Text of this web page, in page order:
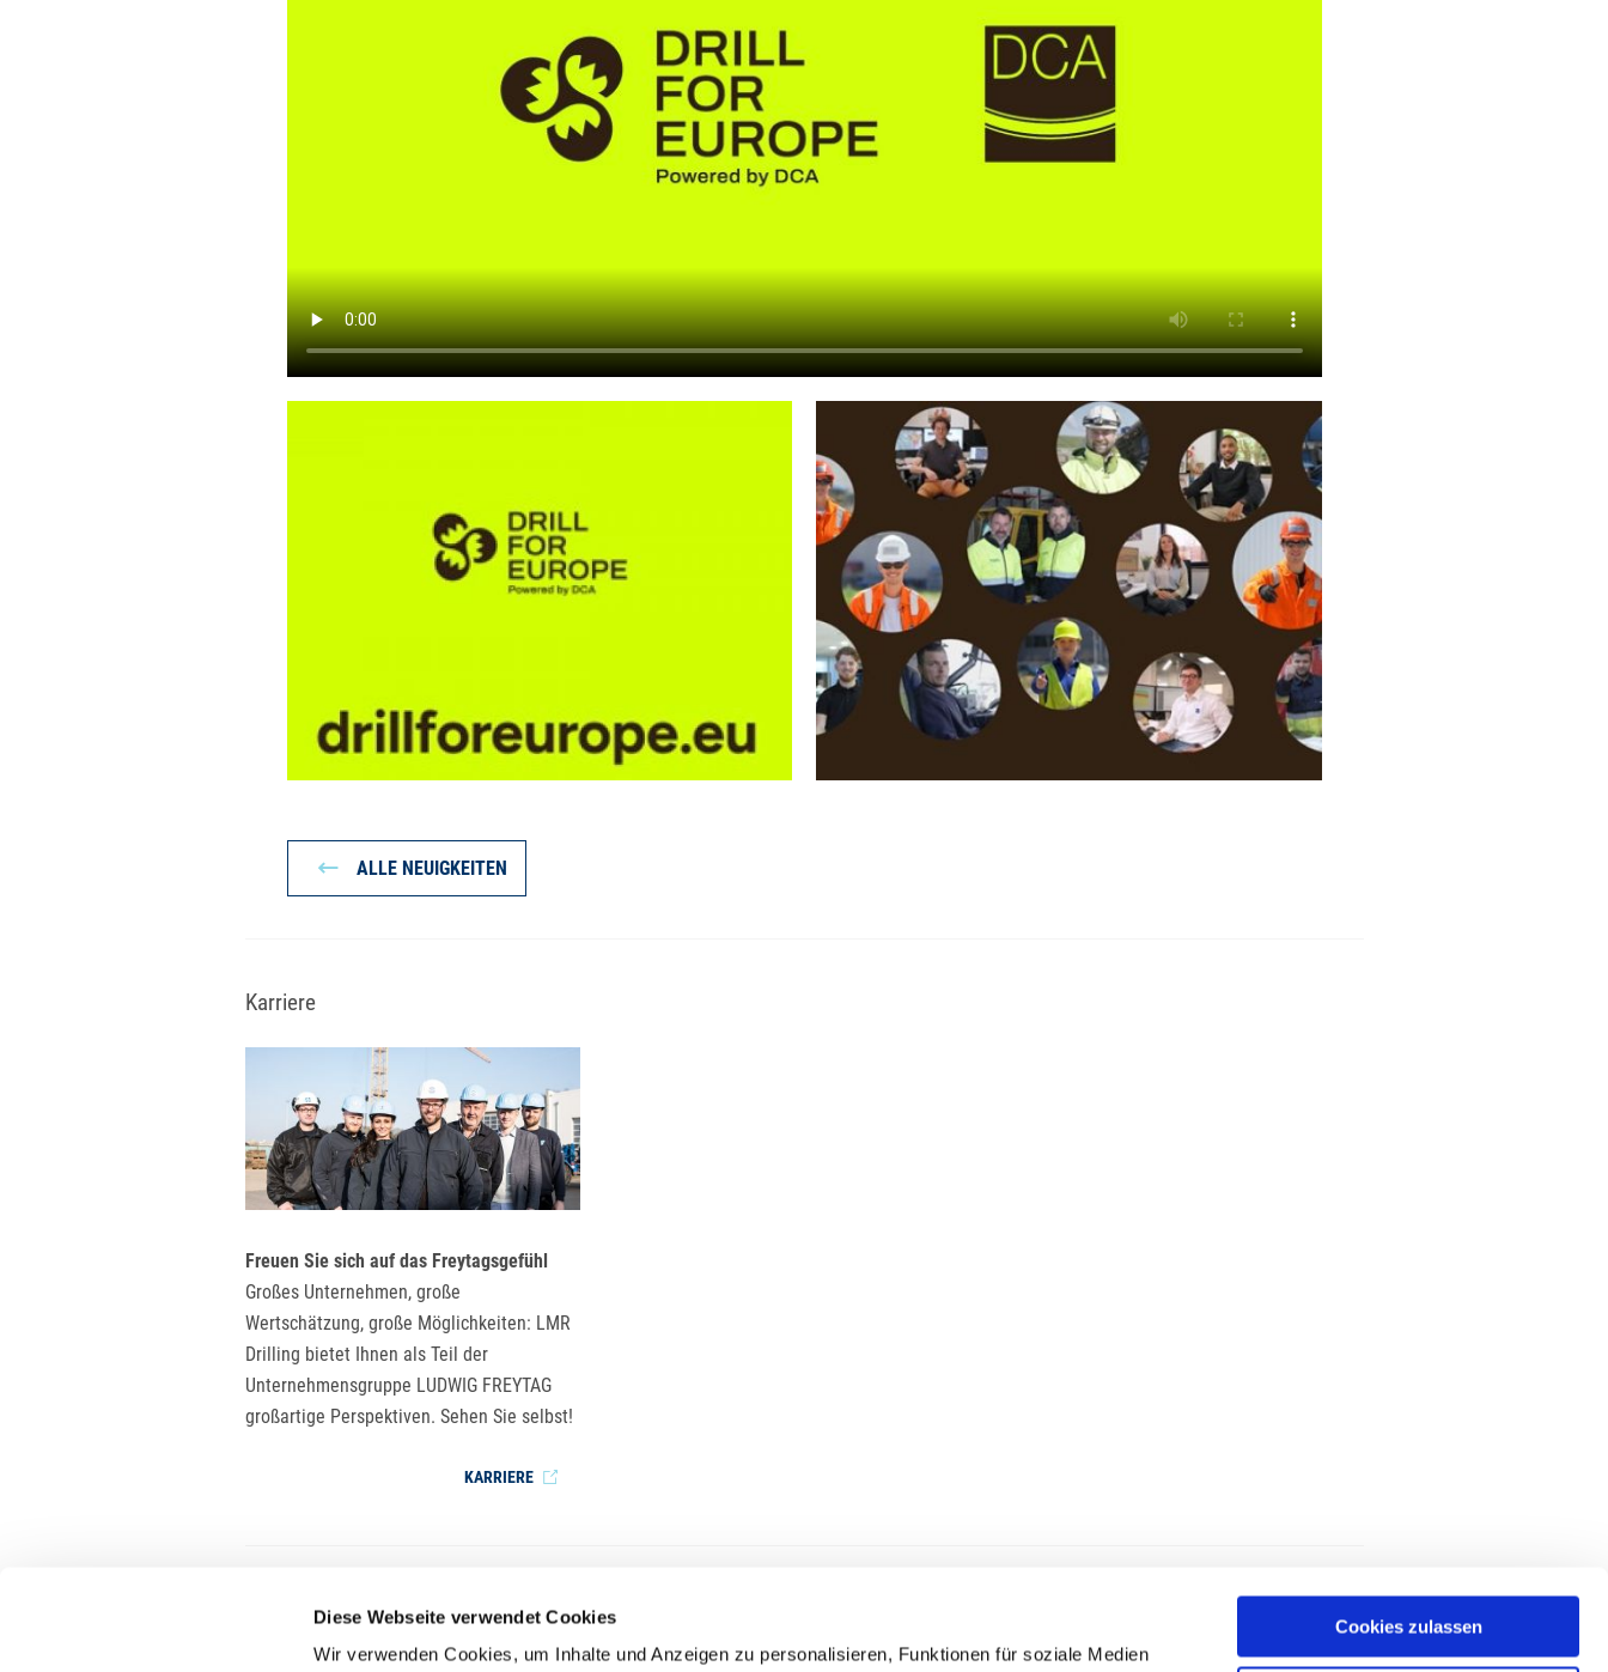
Diese Webseite verwendet Cookies
Wir verwenden Cookies, um Inhalte und Anzeigen zu personalisieren, Funktionen für soziale Medien
Cookies zulassen
ALLE NEUIGKEITEN
Karriere
Freuen Sie sich auf das Freytagsgefühl
Großes Unternehmen, große
Wertschätzung, große Möglichkeiten: LMR
Drilling bietet Ihnen als Teil der
Unternehmensgruppe LUDWIG FREYTAG
großartige Perspektiven. Sehen Sie selbst!
KARRIERE
Unternehmensgruppe LUDWIG FREYTAG